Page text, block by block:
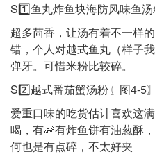
S1️⃣鱼丸炸鱼块海防风味鱼汤
超多茴香，让汤有着不一样
错，个人对越式鱼丸（样子
弹牙。可惜米粉比较碎。
S2️⃣越式番茄蟹汤粉〖图4-5〗
爱重口味的吃货估计喜欢这
喝，有🦐有炸鱼饼有油葱酥
何也是有点碎，不太好夹